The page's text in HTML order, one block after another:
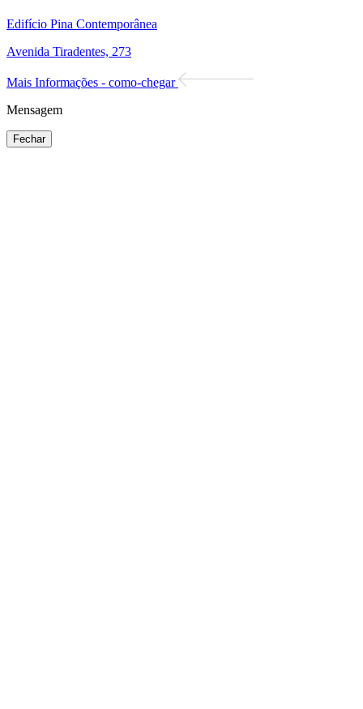
Edifício Pina Contemporânea
Avenida Tiradentes, 273
Mais Informações - como-chegar
Mensagem
Fechar